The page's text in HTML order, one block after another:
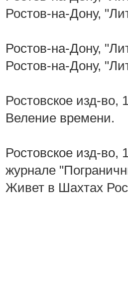
Ростов-на-Дону,
Ростов-на-Дону,
Ростов-на-Дону,
Ростовское изд-во,
Веление времени.
Ростовское изд-во,
журнале
Живет в Шахтах